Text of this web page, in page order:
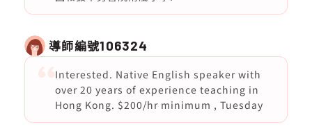
導師編號106324
Interested. Native English speaker with
over 20 years of experience teaching in
Hong Kong. $200/hr minimum , Tuesday